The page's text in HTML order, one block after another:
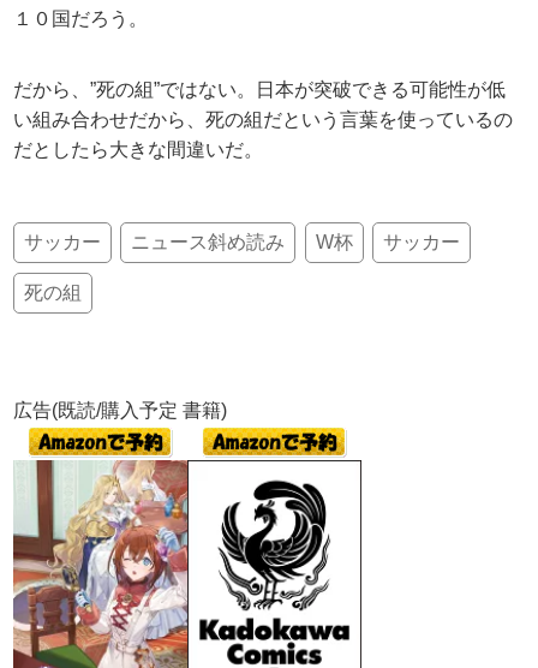
１０国だろう。
だから、”死の組”ではない。日本が突破できる可能性が低
い組み合わせだから、死の組だという言葉を使っているの
だとしたら大きな間違いだ。
サッカー ニュース斜め読み W杯 サッカー
死の組
広告(既読/購入予定 書籍)